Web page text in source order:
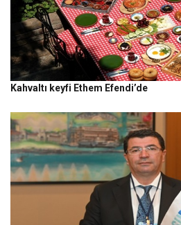
Kahvaltı keyfi Ethem Efendi’de